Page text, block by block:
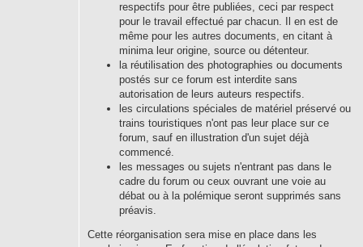
respectifs pour être publiées, ceci par respect
pour le travail effectué par chacun. Il en est de
même pour les autres documents, en citant à
minima leur origine, source ou détenteur.
la réutilisation des photographies ou documents
postés sur ce forum est interdite sans
autorisation de leurs auteurs respectifs.
les circulations spéciales de matériel préservé ou
trains touristiques n'ont pas leur place sur ce
forum, sauf en illustration d'un sujet déjà
commencé.
les messages ou sujets n'entrant pas dans le
cadre du forum ou ceux ouvrant une voie au
débat ou à la polémique seront supprimés sans
préavis.
Cette réorganisation sera mise en place dans les